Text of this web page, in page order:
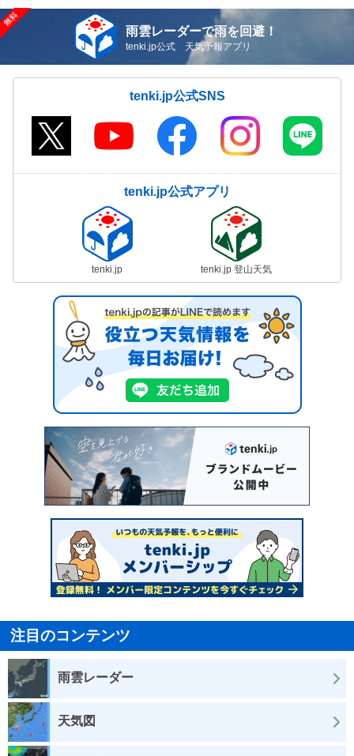
雨雲レーダーで雨を回避！
tenki.jp公式 天気予報アプリ
tenki.jp公式SNS
tenki.jp公式アプリ
tenki.jp tenki.jp 登山天気
注目のコンテンツ
雨雲レーダー
天気図